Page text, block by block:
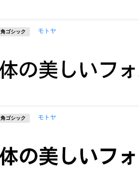
角ゴシック モトヤ
角ゴシック モトヤ